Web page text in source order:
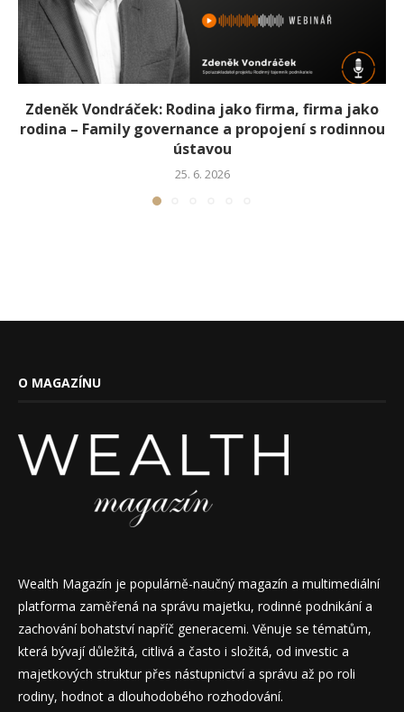
Zdeněk Vondráček: Rodina jako firma, firma jako
rodina – Family governance a propojení s rodinnou
ústavou
25. 6. 2026
O MAGAZÍNU
Wealth Magazín je populárně-naučný magazín a multimediální
platforma zaměřená na správu majetku, rodinné podnikání a
zachování bohatství napříč generacemi. Věnuje se tématům,
která bývají důležitá, citlivá a často i složitá, od investic a
majetkových struktur přes nástupnictví a správu až po roli
rodiny, hodnot a dlouhodobého rozhodování.